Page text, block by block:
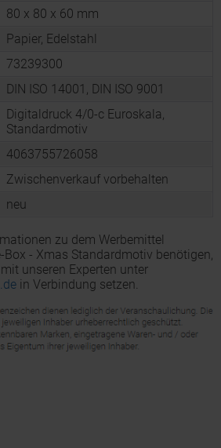
80 x 80 x 60 mm
Papier, Edelstahl
73239300
DIN ISO 14001, DIN ISO 9001
Digitaldruck 4/0-c Euroskala,
Standardmotiv
4063755726058
Zwischenverkauf vorbehalten
neu
zu dem Werbemittel
Box - Xmas Standardmotiv benötigen,
unseren Experten unter
in Verbindung setzen.